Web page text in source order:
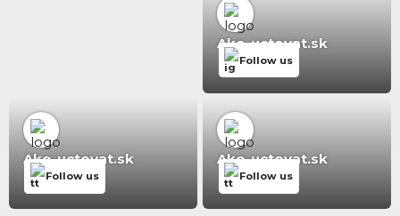
Ako-uctovat.sk
Follow us
Ako-uctovat.sk
Follow us
Ako-uctovat.sk
Follow us